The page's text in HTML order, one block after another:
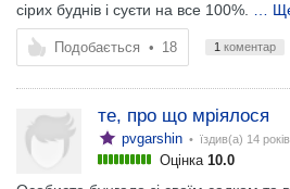
сірих буднів і суєти на все 100%.
…
Подобається • 18 1 коментар
те, про що мріялося
pvgarshin • їздив(а) 14
Оцінка 10.0